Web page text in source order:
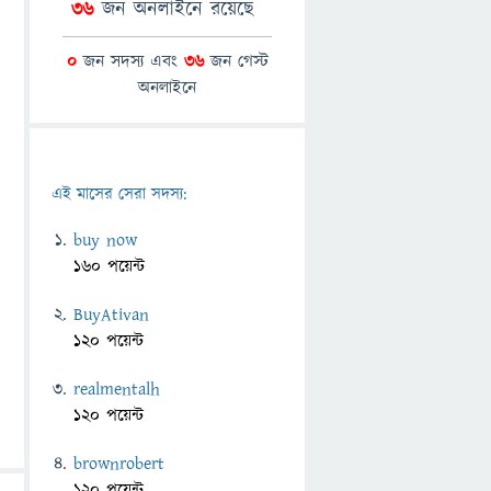
36 জন অনলাইনে রয়েছে
0জন সদস্য এবং 36জন গেস্ট
অনলাইনে
এই মাসের সেরা সদস্য:
buy now
160 পয়েন্ট
BuyAtivan
120 পয়েন্ট
realmentalh
120 পয়েন্ট
brownrobert